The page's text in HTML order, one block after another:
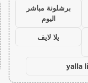
برشلونة مباشر
اليوم
يلا لايف
yalla